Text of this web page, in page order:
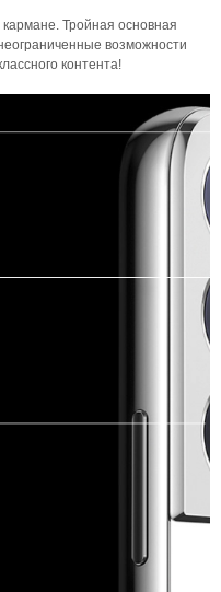
Тройная основная
возможности
контента!